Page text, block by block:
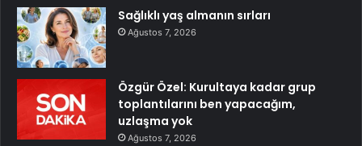
Sağlıklı yaş almanın sırları
Ağustos 7, 2026
Özgür Özel: Kurultaya kadar grup
toplantılarını ben yapacağım,
uzlaşma yok
Ağustos 7, 2026